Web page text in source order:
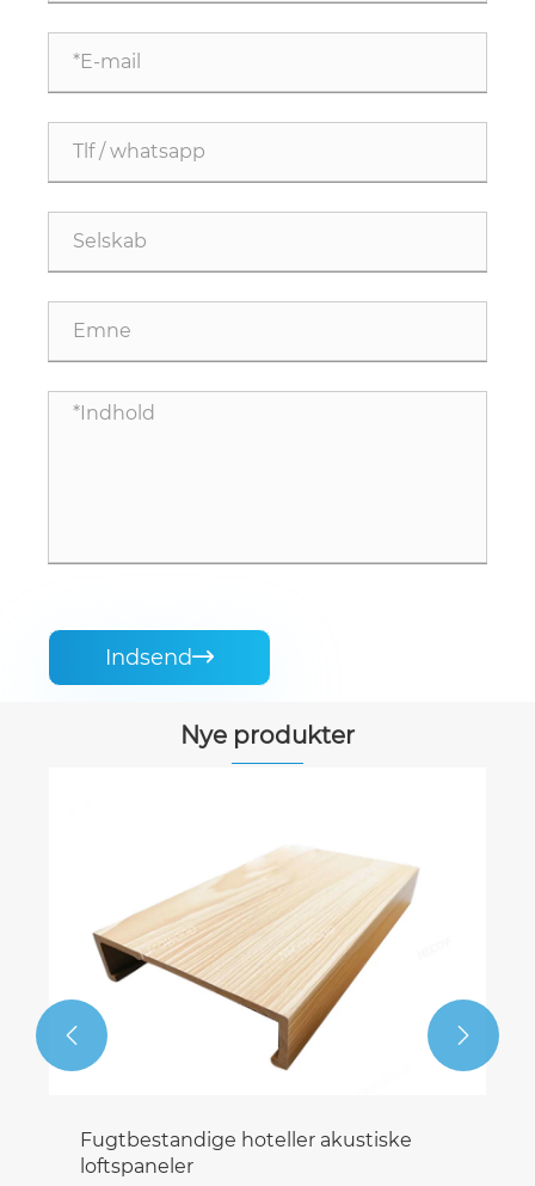
Indsend
Nye produkter
Fugtbestandige hoteller akustiske
loftspaneler
 